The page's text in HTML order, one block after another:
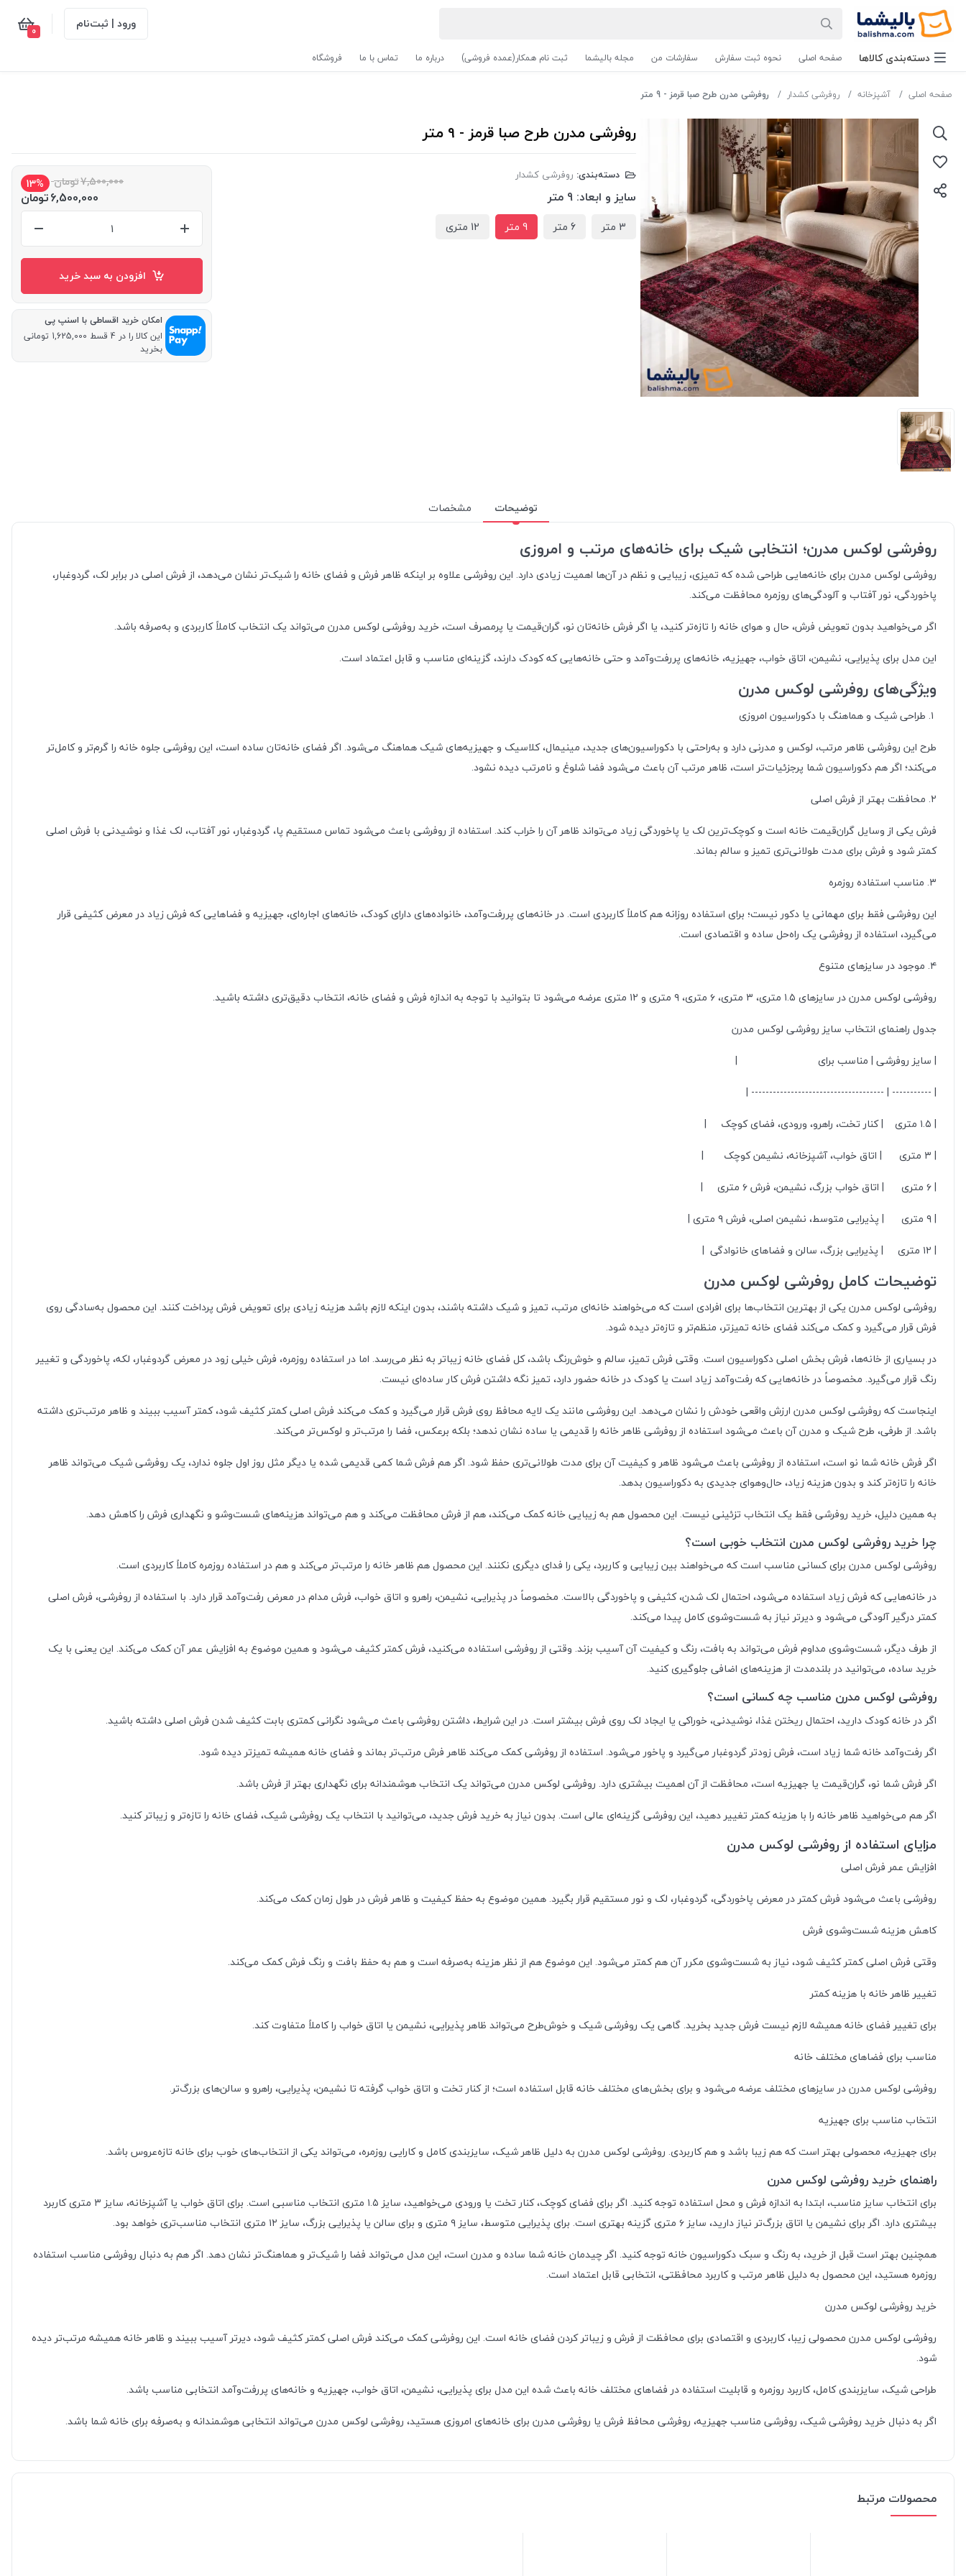
ورود | ثبت‌نام 0
دسته‌بندی‌ کالاها صفحه اصلی نحوه ثبت سفارش سفارشات من مجله بالیشما ثبت نام همکار(عمده فروشی) درباره ما تماس با ما فروشگاه
صفحه اصلی آشپزخانه روفرشی کشدار روفرشی مدرن طرح صبا قرمز - 9 متر
روفرشی مدرن طرح صبا قرمز - 9 متر
دسته‌بندی: روفرشی کشدار
سایز و ابعاد: 9 متر
3 متر 6 متر 9 متر 12 متری
7,500,000تومان 13%
6,500,000تومان
افزودن به سبد خرید
امکان خرید اقساطی با اسنپ پی
این کالا را در 4 قسط 1,625,000 تومانی
بخرید
توضیحات مشخصات
روفرشی لوکس مدرن؛ انتخابی شیک برای خانه‌های مرتب و امروزی
روفرشی لوکس مدرن برای خانه‌هایی طراحی شده که تمیزی، زیبایی و نظم در آن‌ها اهمیت زیادی دارد. این روفرشی علاوه بر اینکه ظاهر فرش و فضای خانه را شیک‌تر نشان می‌دهد، از فرش اصلی در برابر لک، گردوغبار،
پاخوردگی، نور آفتاب و آلودگی‌های روزمره محافظت می‌کند.
اگر می‌خواهید بدون تعویض فرش، حال و هوای خانه را تازه‌تر کنید، یا اگر فرش خانه‌تان نو، گران‌قیمت یا پرمصرف است، خرید روفرشی لوکس مدرن می‌تواند یک انتخاب کاملاً کاربردی و به‌صرفه باشد.
این مدل برای پذیرایی، نشیمن، اتاق خواب، جهیزیه، خانه‌های پررفت‌وآمد و حتی خانه‌هایی که کودک دارند، گزینه‌ای مناسب و قابل اعتماد است.
ویژگی‌های روفرشی لوکس مدرن
طرح این روفرشی ظاهر مرتب، لوکس و مدرنی دارد و به‌راحتی با دکوراسیون‌های جدید، مینیمال، کلاسیک و جهیزیه‌های شیک هماهنگ می‌شود. اگر فضای خانه‌تان ساده است، این روفرشی جلوه خانه را گرم‌تر و کامل‌تر
می‌کند؛ اگر هم دکوراسیون شما پرجزئیات‌تر است، ظاهر مرتب آن باعث می‌شود فضا شلوغ و نامرتب دیده نشود.
۲. محافظت بهتر از فرش اصلی
فرش یکی از وسایل گران‌قیمت خانه است و کوچک‌ترین لک یا پاخوردگی زیاد می‌تواند ظاهر آن را خراب کند. استفاده از روفرشی باعث می‌شود تماس مستقیم پا، گردوغبار، نور آفتاب، لک غذا و نوشیدنی با فرش اصلی
کمتر شود و فرش برای مدت طولانی‌تری تمیز و سالم بماند.
۳. مناسب استفاده روزمره
این روفرشی فقط برای مهمانی یا دکور نیست؛ برای استفاده روزانه هم کاملاً کاربردی است. در خانه‌های پررفت‌وآمد، خانواده‌های دارای کودک، خانه‌های اجاره‌ای، جهیزیه و فضاهایی که فرش زیاد در معرض کثیفی قرار
می‌گیرد، استفاده از روفرشی یک راه‌حل ساده و اقتصادی است.
۴. موجود در سایزهای متنوع
روفرشی لوکس مدرن در سایزهای ۱.۵ متری، ۳ متری، ۶ متری، ۹ متری و ۱۲ متری عرضه می‌شود تا بتوانید با توجه به اندازه فرش و فضای خانه، انتخاب دقیق‌تری داشته باشید.
جدول راهنمای انتخاب سایز روفرشی لوکس مدرن
| سایز روفرشی | مناسب برای |
| ----------- | ------------------------------------- |
| ۱.۵ متری | کنار تخت، راهرو، ورودی، فضای کوچک |
| ۳ متری | اتاق خواب، آشپزخانه، نشیمن کوچک |
| ۶ متری | اتاق خواب بزرگ، نشیمن، فرش ۶ متری |
| ۹ متری | پذیرایی متوسط، نشیمن اصلی، فرش ۹ متری |
| ۱۲ متری | پذیرایی بزرگ، سالن و فضاهای خانوادگی |
توضیحات کامل روفرشی لوکس مدرن
روفرشی لوکس مدرن یکی از بهترین انتخاب‌ها برای افرادی است که می‌خواهند خانه‌ای مرتب، تمیز و شیک داشته باشند، بدون اینکه لازم باشد هزینه زیادی برای تعویض فرش پرداخت کنند. این محصول به‌سادگی روی
فرش قرار می‌گیرد و کمک می‌کند فضای خانه تمیزتر، منظم‌تر و تازه‌تر دیده شود.
در بسیاری از خانه‌ها، فرش بخش اصلی دکوراسیون است. وقتی فرش تمیز، سالم و خوش‌رنگ باشد، کل فضای خانه زیباتر به نظر می‌رسد. اما در استفاده روزمره، فرش خیلی زود در معرض گردوغبار، لکه، پاخوردگی و تغییر
رنگ قرار می‌گیرد. مخصوصاً در خانه‌هایی که رفت‌وآمد زیاد است یا کودک در خانه حضور دارد، تمیز نگه داشتن فرش کار ساده‌ای نیست.
اینجاست که روفرشی لوکس مدرن ارزش واقعی خودش را نشان می‌دهد. این روفرشی مانند یک لایه محافظ روی فرش قرار می‌گیرد و کمک می‌کند فرش اصلی کمتر کثیف شود، کمتر آسیب ببیند و ظاهر مرتب‌تری داشته
باشد. از طرفی، طرح شیک و مدرن آن باعث می‌شود استفاده از روفرشی ظاهر خانه را قدیمی یا ساده نشان ندهد؛ بلکه برعکس، فضا را مرتب‌تر و لوکس‌تر می‌کند.
اگر فرش خانه شما نو است، استفاده از روفرشی باعث می‌شود ظاهر و کیفیت آن برای مدت طولانی‌تری حفظ شود. اگر هم فرش شما کمی قدیمی شده یا دیگر مثل روز اول جلوه ندارد، یک روفرشی شیک می‌تواند ظاهر
خانه را تازه‌تر کند و بدون هزینه زیاد، حال‌وهوای جدیدی به دکوراسیون بدهد.
به همین دلیل، خرید روفرشی فقط یک انتخاب تزئینی نیست. این محصول هم به زیبایی خانه کمک می‌کند، هم از فرش محافظت می‌کند و هم می‌تواند هزینه‌های شست‌وشو و نگهداری فرش را کاهش دهد.
چرا خرید روفرشی لوکس مدرن انتخاب خوبی است؟
روفرشی لوکس مدرن برای کسانی مناسب است که می‌خواهند بین زیبایی و کاربرد، یکی را فدای دیگری نکنند. این محصول هم ظاهر خانه را مرتب‌تر می‌کند و هم در استفاده روزمره کاملاً کاربردی است.
در خانه‌هایی که فرش زیاد استفاده می‌شود، احتمال لک شدن، کثیفی و پاخوردگی بالاست. مخصوصاً در پذیرایی، نشیمن، راهرو و اتاق خواب، فرش مدام در معرض رفت‌وآمد قرار دارد. با استفاده از روفرشی، فرش اصلی
کمتر درگیر آلودگی می‌شود و دیرتر نیاز به شست‌وشوی کامل پیدا می‌کند.
از طرف دیگر، شست‌وشوی مداوم فرش می‌تواند به بافت، رنگ و کیفیت آن آسیب بزند. وقتی از روفرشی استفاده می‌کنید، فرش کمتر کثیف می‌شود و همین موضوع به افزایش عمر آن کمک می‌کند. این یعنی با یک
خرید ساده، می‌توانید در بلندمدت از هزینه‌های اضافی جلوگیری کنید.
روفرشی لوکس مدرن مناسب چه کسانی است؟
اگر در خانه کودک دارید، احتمال ریختن غذا، نوشیدنی، خوراکی یا ایجاد لک روی فرش بیشتر است. در این شرایط، داشتن روفرشی باعث می‌شود نگرانی کمتری بابت کثیف شدن فرش اصلی داشته باشید.
اگر رفت‌وآمد خانه شما زیاد است، فرش زودتر گردوغبار می‌گیرد و پاخور می‌شود. استفاده از روفرشی کمک می‌کند ظاهر فرش مرتب‌تر بماند و فضای خانه همیشه تمیزتر دیده شود.
اگر فرش شما نو، گران‌قیمت یا جهیزیه است، محافظت از آن اهمیت بیشتری دارد. روفرشی لوکس مدرن می‌تواند یک انتخاب هوشمندانه برای نگهداری بهتر از فرش باشد.
اگر هم می‌خواهید ظاهر خانه را با هزینه کمتر تغییر دهید، این روفرشی گزینه‌ای عالی است. بدون نیاز به خرید فرش جدید، می‌توانید با انتخاب یک روفرشی شیک، فضای خانه را تازه‌تر و زیباتر کنید.
مزایای استفاده از روفرشی لوکس مدرن
افزایش عمر فرش اصلی
روفرشی باعث می‌شود فرش کمتر در معرض پاخوردگی، گردوغبار، لک و نور مستقیم قرار بگیرد. همین موضوع به حفظ کیفیت و ظاهر فرش در طول زمان کمک می‌کند.
کاهش هزینه شست‌وشوی فرش
وقتی فرش اصلی کمتر کثیف شود، نیاز به شست‌وشوی مکرر آن هم کمتر می‌شود. این موضوع هم از نظر هزینه به‌صرفه است و هم به حفظ بافت و رنگ فرش کمک می‌کند.
تغییر ظاهر خانه با هزینه کمتر
برای تغییر فضای خانه همیشه لازم نیست فرش جدید بخرید. گاهی یک روفرشی شیک و خوش‌طرح می‌تواند ظاهر پذیرایی، نشیمن یا اتاق خواب را کاملاً متفاوت کند.
مناسب برای فضاهای مختلف خانه
روفرشی لوکس مدرن در سایزهای مختلف عرضه می‌شود و برای بخش‌های مختلف خانه قابل استفاده است؛ از کنار تخت و اتاق خواب گرفته تا نشیمن، پذیرایی، راهرو و سالن‌های بزرگ‌تر.
انتخاب مناسب برای جهیزیه
برای جهیزیه، محصولی بهتر است که هم زیبا باشد و هم کاربردی. روفرشی لوکس مدرن به دلیل ظاهر شیک، سایزبندی کامل و کارایی روزمره، می‌تواند یکی از انتخاب‌های خوب برای خانه تازه‌عروس باشد.
راهنمای خرید روفرشی لوکس مدرن
برای انتخاب سایز مناسب، ابتدا به اندازه فرش و محل استفاده توجه کنید. اگر برای فضای کوچک، کنار تخت یا ورودی می‌خواهید، سایز ۱.۵ متری انتخاب مناسبی است. برای اتاق خواب یا آشپزخانه، سایز ۳ متری کاربرد
بیشتری دارد. اگر برای نشیمن یا اتاق بزرگ‌تر نیاز دارید، سایز ۶ متری گزینه بهتری است. برای پذیرایی متوسط، سایز ۹ متری و برای سالن یا پذیرایی بزرگ، سایز ۱۲ متری انتخاب مناسب‌تری خواهد بود.
همچنین بهتر است قبل از خرید، به رنگ و سبک دکوراسیون خانه توجه کنید. اگر چیدمان خانه شما ساده و مدرن است، این مدل می‌تواند فضا را شیک‌تر و هماهنگ‌تر نشان دهد. اگر هم به دنبال روفرشی مناسب استفاده
روزمره هستید، این محصول به دلیل ظاهر مرتب و کاربرد محافظتی، انتخابی قابل اعتماد است.
خرید روفرشی لوکس مدرن
روفرشی لوکس مدرن محصولی زیبا، کاربردی و اقتصادی برای محافظت از فرش و زیباتر کردن فضای خانه است. این روفرشی کمک می‌کند فرش اصلی کمتر کثیف شود، دیرتر آسیب ببیند و ظاهر خانه همیشه مرتب‌تر دیده
شود.
طراحی شیک، سایزبندی کامل، کاربرد روزمره و قابلیت استفاده در فضاهای مختلف خانه باعث شده این مدل برای پذیرایی، نشیمن، اتاق خواب، جهیزیه و خانه‌های پررفت‌وآمد انتخابی مناسب باشد.
اگر به دنبال خرید روفرشی شیک، روفرشی مناسب جهیزیه، روفرشی محافظ فرش یا روفرشی مدرن برای خانه‌های امروزی هستید، روفرشی لوکس مدرن می‌تواند انتخابی هوشمندانه و به‌صرفه برای خانه شما باشد.
محصولات مرتبط